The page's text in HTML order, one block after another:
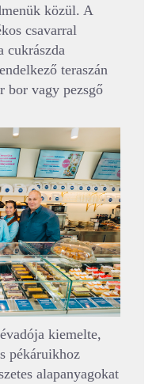
közül. A
csavarral
cukrászda
teraszán
bor vagy pezsgő
kiemelte,
pékáruikhoz
alapanyagokat